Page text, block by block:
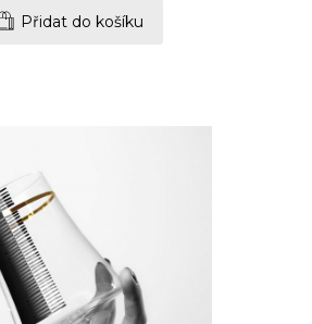
Přidat do košíku